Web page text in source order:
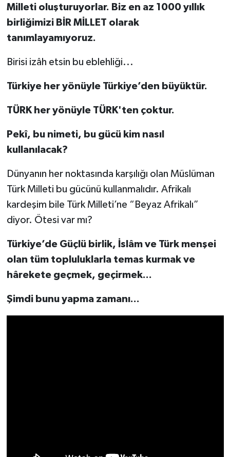
Milleti oluşturuyorlar. Biz en az 1000 yıllık
birliğimizi BİR MİLLET olarak
tanımlayamıyoruz.
Birisi izâh etsin bu eblehliği...
Türkiye her yönüyle Türkiye’den büyüktür.
TÜRK her yönüyle TÜRK'ten çoktur.
Pekî, bu nimeti, bu gücü kim nasıl
kullanılacak?
Dünyanın her noktasında karşılığı olan Müslüman
Türk Milleti bu gücünü kullanmalıdır. Afrikalı
kardeşim bile Türk Milleti’ne “Beyaz Afrikalı”
diyor. Ötesi var mı?
Türkiye’de Güçlü birlik, İslâm ve Türk menşei
olan tüm topluluklarla temas kurmak ve
hârekete geçmek, geçirmek...
Şimdi bunu yapma zamanı...